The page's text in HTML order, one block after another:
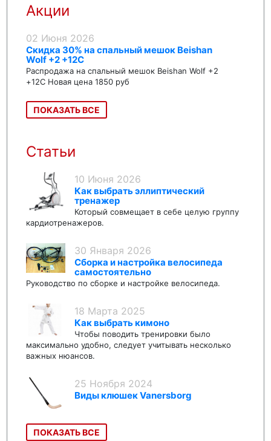
Акции
02 Июня 2026
Скидка 30% на спальный мешок Beishan
Wolf +2 +12C
Распродажа на спальный мешок Beishan Wolf +2
+12C Новая цена 1850 руб
ПОКАЗАТЬ ВСЕ
Статьи
10 Июня 2026
Как выбрать эллиптический
тренажер
Который совмещает в себе целую группу
кардиотренажеров.
30 Января 2026
Сборка и настройка велосипеда
самостоятельно
Руководство по сборке и настройке велосипеда.
18 Марта 2025
Как выбрать кимоно
Чтобы поводить тренировки было
максимально удобно, следует учитывать несколько
важных нюансов.
25 Ноября 2024
Виды клюшек Vanersborg
ПОКАЗАТЬ ВСЕ